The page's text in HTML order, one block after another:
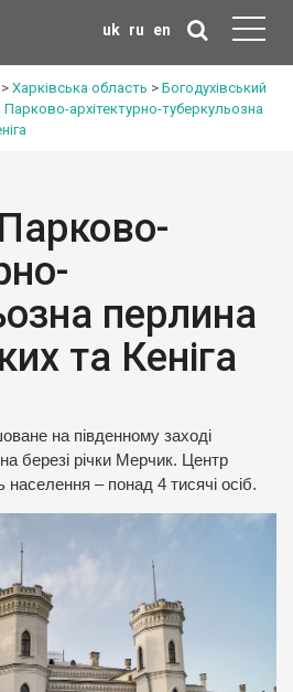
uk ru en
> Харківська область > Богодухівський
Парково-архітектурно-туберкульозна
перлина
та Кеніга
на південному заході
березі річки Мерчик. Центр
населення – понад 4 тисячі осіб.